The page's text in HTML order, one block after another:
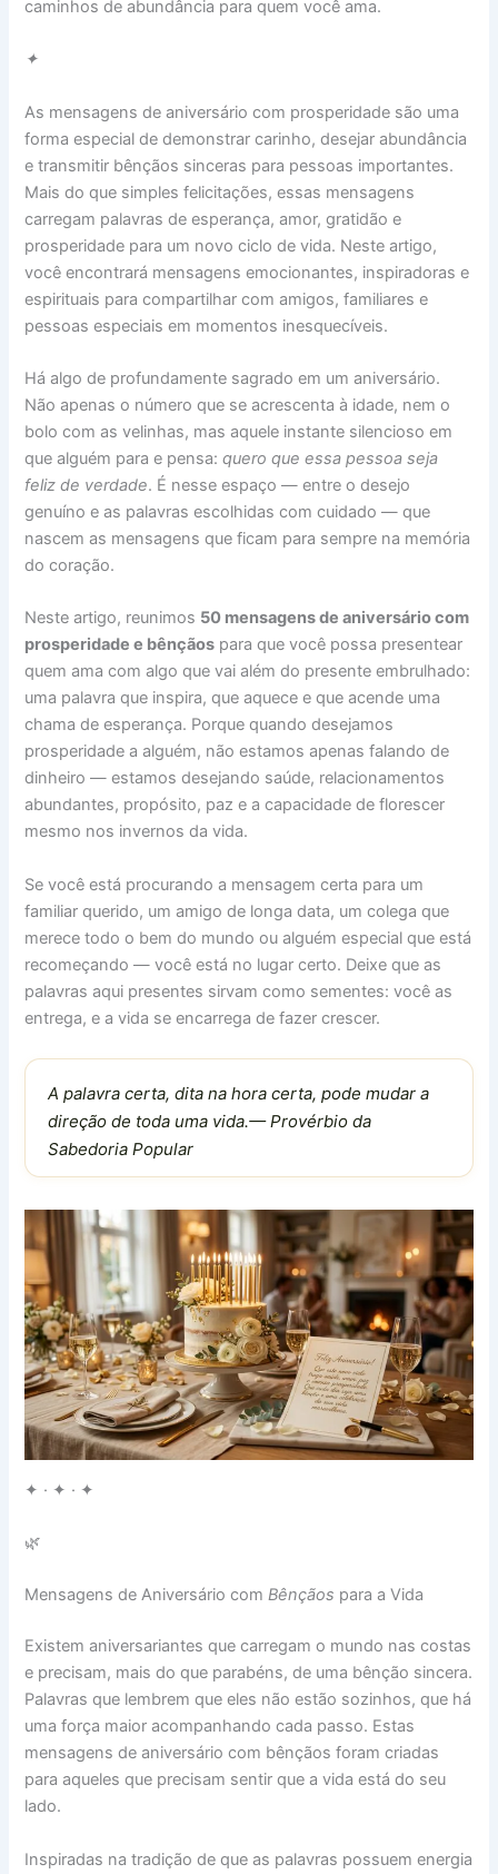
b
o
k
e
s
t
s
p
a
g
m
o
n
e
n e
r
y
L
n
k
r
caminhos de abundância para quem você ama.
✦
As mensagens de aniversário com prosperidade são uma
forma especial de demonstrar carinho, desejar abundância
e transmitir bênçãos sinceras para pessoas importantes.
Mais do que simples felicitações, essas mensagens
carregam palavras de esperança, amor, gratidão e
prosperidade para um novo ciclo de vida. Neste artigo,
você encontrará mensagens emocionantes, inspiradoras e
espirituais para compartilhar com amigos, familiares e
pessoas especiais em momentos inesquecíveis.
Há algo de profundamente sagrado em um aniversário.
Não apenas o número que se acrescenta à idade, nem o
bolo com as velinhas, mas aquele instante silencioso em
que alguém para e pensa:quero que essa pessoa seja
feliz de verdade. É nesse espaço — entre o desejo
genuíno e as palavras escolhidas com cuidado — que
nascem as mensagens que ficam para sempre na memória
do coração.
Neste artigo, reunimos 50 mensagens de aniversário com
prosperidade e bênçãos para que você possa presentear
quem ama com algo que vai além do presente embrulhado:
uma palavra que inspira, que aquece e que acende uma
chama de esperança. Porque quando desejamos
prosperidade a alguém, não estamos apenas falando de
dinheiro — estamos desejando saúde, relacionamentos
abundantes, propósito, paz e a capacidade de florescer
mesmo nos invernos da vida.
Se você está procurando a mensagem certa para um
familiar querido, um amigo de longa data, um colega que
merece todo o bem do mundo ou alguém especial que está
recomeçando — você está no lugar certo. Deixe que as
palavras aqui presentes sirvam como sementes: você as
entrega, e a vida se encarrega de fazer crescer.
A palavra certa, dita na hora certa, pode mudar a
direção de toda uma vida.— Provérbio da
Sabedoria Popular
✦ · ✦ · ✦
🌿
Mensagens de Aniversário comBênçãos para a Vida
Existem aniversariantes que carregam o mundo nas costas
e precisam, mais do que parabéns, de uma bênção sincera.
Palavras que lembrem que eles não estão sozinhos, que há
uma força maior acompanhando cada passo. Estas
mensagens de aniversário com bênçãos foram criadas
para aqueles que precisam sentir que a vida está do seu
lado.
Inspiradas na tradição de que as palavras possuem energia